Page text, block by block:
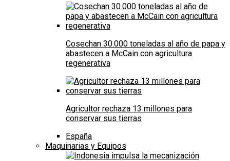
Cosechan 30.000 toneladas al año de papa y
abastecen a McCain con agricultura
regenerativa
Agricultor rechaza 13 millones para
conservar sus tierras
España
Maquinarias y Equipos